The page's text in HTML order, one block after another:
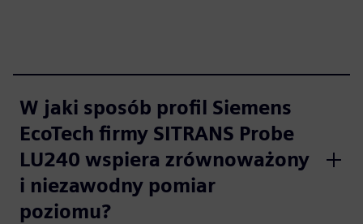
W jaki sposób profil Siemens
EcoTech firmy SITRANS Probe
LU240 wspiera zrównoważony
i niezawodny pomiar
poziomu?